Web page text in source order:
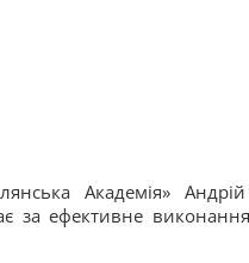
Академія»
за ефективне